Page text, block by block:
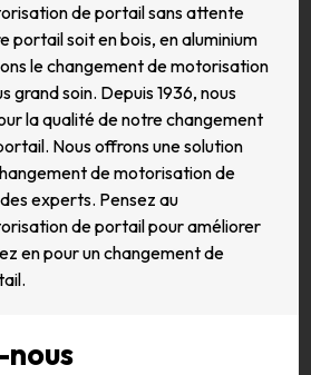
de portail sans attente
portail soit en bois, en aluminium
le changement de motorisation
grand soin. Depuis 1936, nous
la qualité de notre changement
Nous offrons une solution
de motorisation de
experts. Pensez au
de portail pour améliorer
en pour un changement de